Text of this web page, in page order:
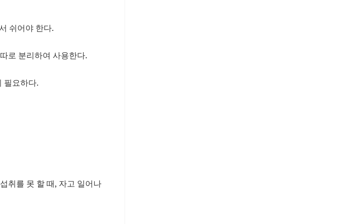
쉬어야 한다.
로 분리하여 사용한다.
필요하다.
취를 못 할 때, 자고 일어나